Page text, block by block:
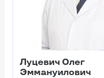
Луцевич Олег
Эммануилович